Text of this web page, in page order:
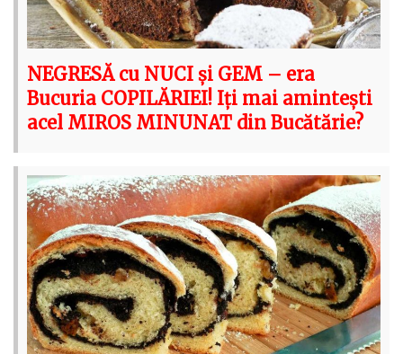
NEGRESĂ cu NUCI și GEM – era
Bucuria COPILĂRIEI! Iți mai amintești
acel MIROS MINUNAT din Bucătărie?